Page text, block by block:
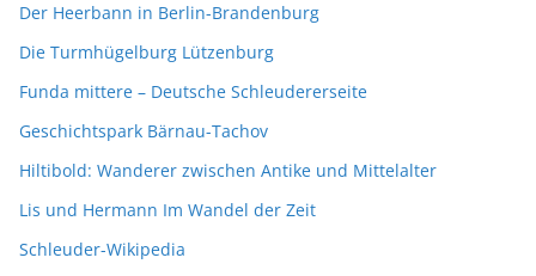
Der Heerbann in Berlin-Brandenburg
Die Turmhügelburg Lützenburg
Funda mittere – Deutsche Schleudererseite
Geschichtspark Bärnau-Tachov
Hiltibold: Wanderer zwischen Antike und Mittelalter
Lis und Hermann Im Wandel der Zeit
Schleuder-Wikipedia